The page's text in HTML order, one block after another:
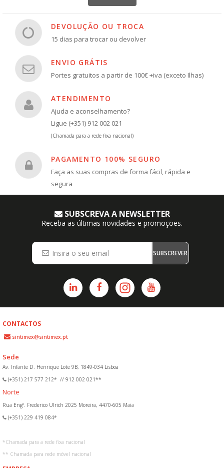
DEVOLUÇÃO OU TROCA
15 dias para trocar ou devolver
ENVIO GRÁTIS
Portes gratuitos a partir de 100€ +iva (exceto Ilhas)
ATENDIMENTO
Ajuda e aconselhamento?
Ligue (+351) 912 002 021
(Chamada para a rede fixa nacional)
PAGAMENTO 100% SEGURO
Faça as suas compras de forma fácil, rápida e
segura
SUBSCREVA A NEWSLETTER
Receba as últimas novidades e promoções.
SUBSCREVER
CONTACTOS
sintimex@sintimex.pt
Sede
Av. Infante D. Henrique Lote 9B, 1849-034 Lisboa
(+351) 217 577 212* // 912 002 021**
Norte
Rua Engº. Frederico Ulrich 2025 Moreira, 4470-605 Maia
(+351) 229 419 084*
*Chamada para a rede fixa nacional
** Chamada para rede móvel nacional